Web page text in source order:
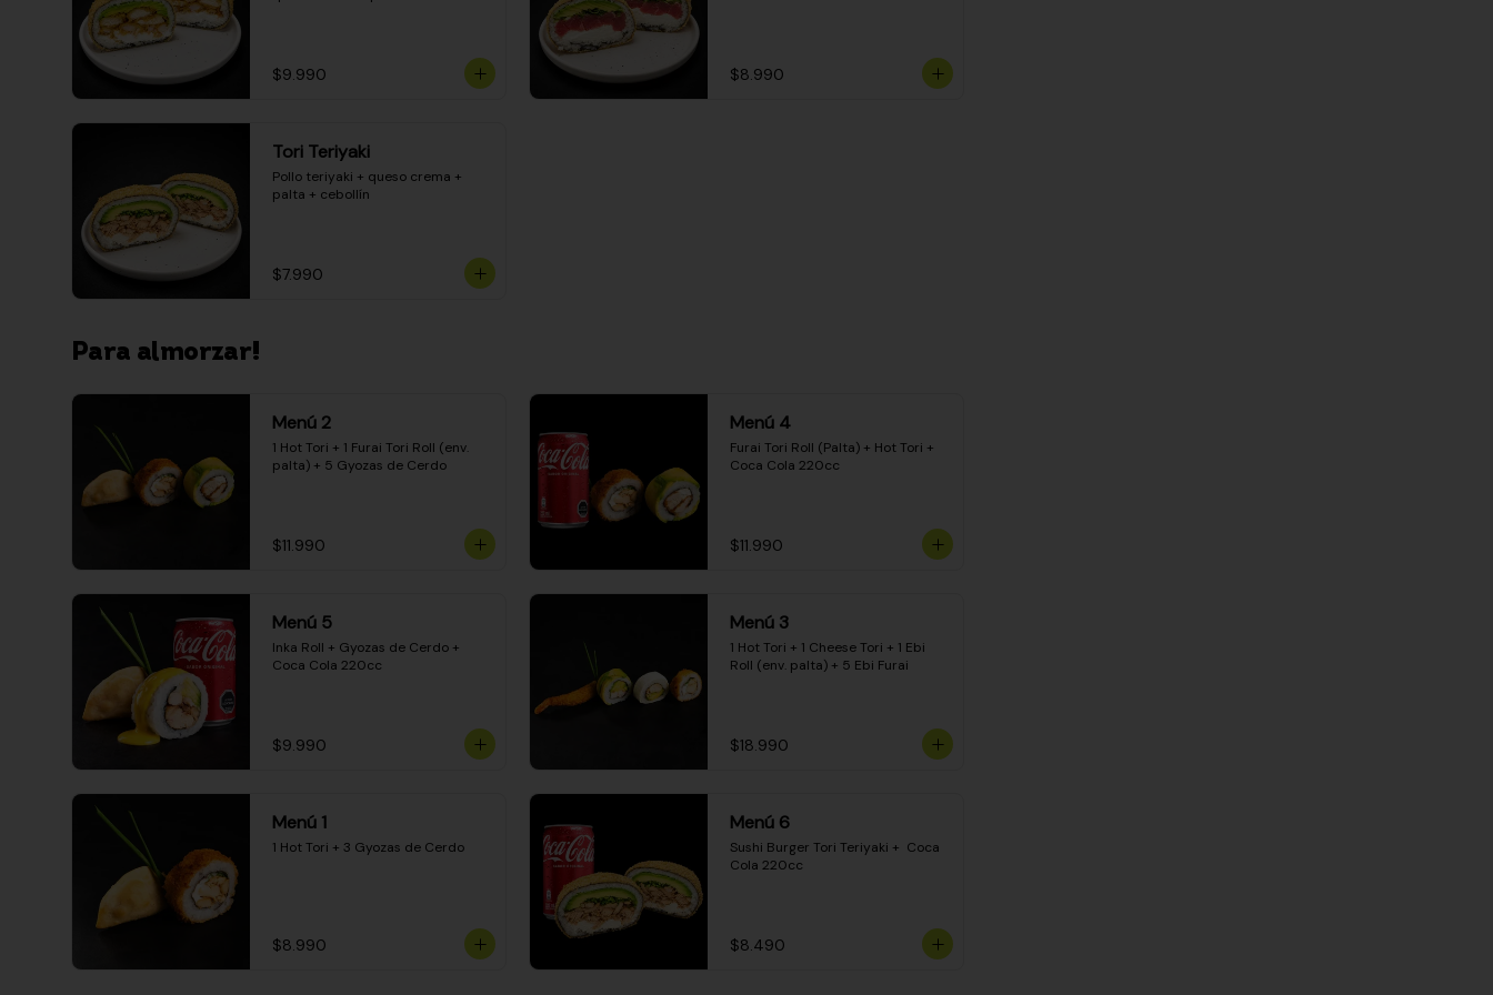
$9.990 $8.990
Tori Teriyaki
Pollo teriyaki + queso crema +
palta + cebollín
$7.990
Para almorzar!
Menú 2
1 Hot Tori + 1 Furai Tori Roll (env.
palta) + 5 Gyozas de Cerdo
$11.990
Menú 4
Furai Tori Roll (Palta) + Hot Tori +
Coca Cola 220cc
$11.990
Menú 5
Inka Roll + Gyozas de Cerdo +
Coca Cola 220cc
$9.990
Menú 3
1 Hot Tori + 1 Cheese Tori + 1 Ebi
Roll (env. palta) + 5 Ebi Furai
$18.990
Menú 1
1 Hot Tori + 3 Gyozas de Cerdo
$8.990
Menú 6
Sushi Burger Tori Teriyaki +  Coca
Cola 220cc
$8.490